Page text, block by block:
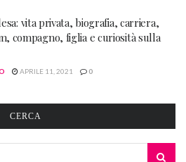
vita privata, biografia, carriera,
compagno, figlia e curiosità sulla
APRILE 11, 2021 0
CERCA